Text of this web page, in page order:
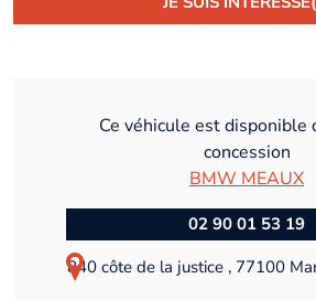
Ce véhicule est disponible
concession
BMW MEAUX
02 90 01 53 19
840 côte de la justice , 77100